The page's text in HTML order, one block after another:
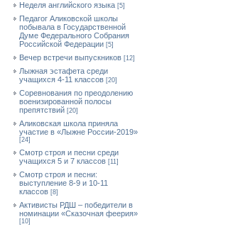
Неделя английского языка [5]
Педагог Аликовской школы
побывала в Государственной
Думе Федерального Собрания
Российской Федерации [5]
Вечер встречи выпускников [12]
Лыжная эстафета среди
учащихся 4-11 классов [20]
Cоревнования по преодолению
военизированной полосы
препятствий [20]
Аликовская школа приняла
участие в «Лыжне России-2019»
[24]
Смотр строя и песни среди
учащихся 5 и 7 классов [11]
Смотр строя и песни:
выступление 8-9 и 10-11
классов [8]
Активисты РДШ – победители в
номинации «Сказочная феерия»
[10]